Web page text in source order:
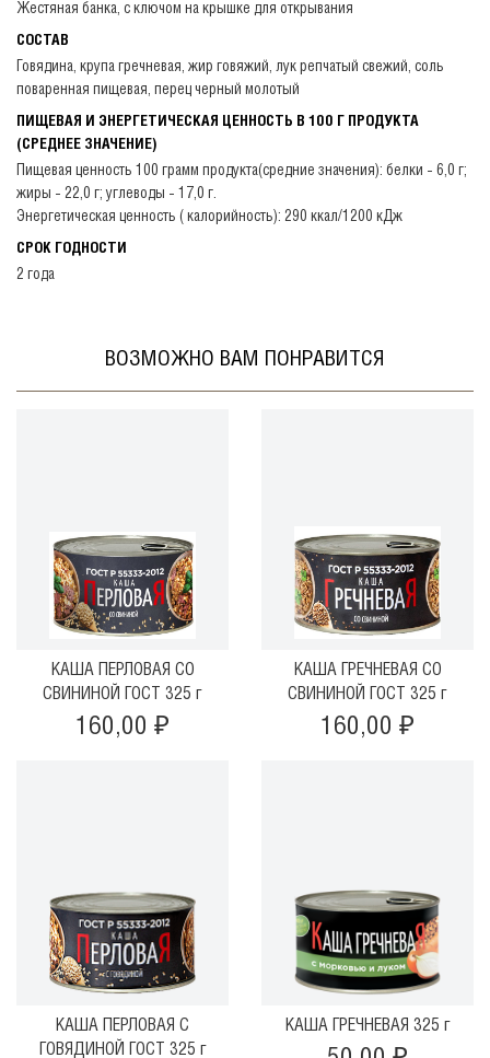
Жестяная банка, с ключом на крышке для открывания
СОСТАВ
Говядина, крупа гречневая, жир говяжий, лук репчатый свежий, соль
поваренная пищевая, перец черный молотый
ПИЩЕВАЯ И ЭНЕРГЕТИЧЕСКАЯ ЦЕННОСТЬ В 100 Г ПРОДУКТА
(СРЕДНЕЕ ЗНАЧЕНИЕ)
Пищевая ценность 100 грамм продукта(средние значения): белки - 6,0 г;
жиры - 22,0 г; углеводы - 17,0 г.
Энергетическая ценность ( калорийность): 290 ккал/1200 кДж
СРОК ГОДНОСТИ
2 года
ВОЗМОЖНО ВАМ ПОНРАВИТСЯ
КАША ПЕРЛОВАЯ СО
СВИНИНОЙ ГОСТ 325 г
160,00 ₽
КАША ГРЕЧНЕВАЯ СО
СВИНИНОЙ ГОСТ 325 г
160,00 ₽
КАША ПЕРЛОВАЯ С
ГОВЯДИНОЙ ГОСТ 325 г
КАША ГРЕЧНЕВАЯ 325 г